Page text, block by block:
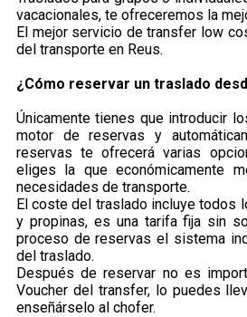
vacacionales, te ofreceremos la
El mejor servicio de transfer low
del transporte en Reus.
¿Cómo reservar un traslado
Únicamente tienes que introducir
motor de reservas y
reservas te ofrecerá varias
eliges la que económicamente
necesidades de transporte.
El coste del traslado incluye todos
y propinas, es una tarifa fija sin
proceso de reservas el sistema
del traslado.
Después de reservar no es
Voucher del transfer, lo puedes
enseñárselo al chofer.